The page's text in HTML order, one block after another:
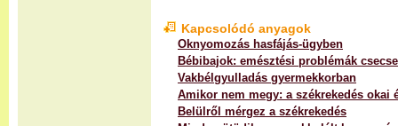
Kapcsolódó anyagok
Oknyomozás hasfájás-ügyben
Bébibajok: emésztési problémák
Vakbélgyulladás gyermekkorban
Amikor nem megy: a székrekedés okai
Belülről mérgez a székrekedés